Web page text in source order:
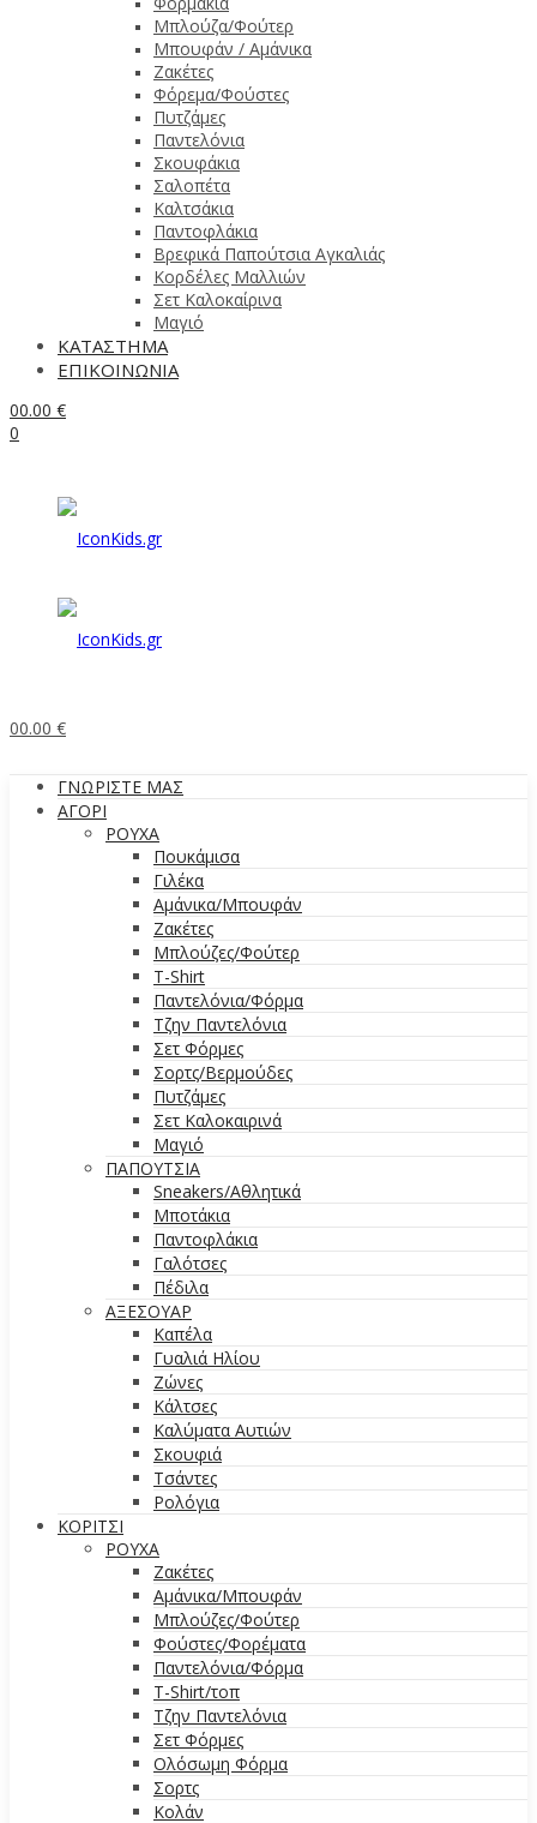
Μπλούζα/Φούτερ
Μπουφάν / Αμάνικα
Ζακέτες
Φόρεμα/Φούστες
Πυτζάμες
Παντελόνια
Σκουφάκια
Σαλοπέτα
Καλτσάκια
Παντοφλάκια
Βρεφικά Παπούτσια Αγκαλιάς
Κορδέλες Μαλλιών
Σετ Καλοκαίρινα
Μαγιό
ΚΑΤΑΣΤΗΜΑ
ΕΠΙΚΟΙΝΩΝΙΑ
00.00 €
0
00.00 €
ΓΝΩΡΙΣΤΕ ΜΑΣ
ΑΓΟΡΙ
ΡΟΥΧΑ
Πουκάμισα
Γιλέκα
Αμάνικα/Μπουφάν
Ζακέτες
Μπλούζες/Φούτερ
T-Shirt
Παντελόνια/Φόρμα
Τζην Παντελόνια
Σετ Φόρμες
Σορτς/Βερμούδες
Πυτζάμες
Σετ Καλοκαιρινά
Μαγιό
ΠΑΠΟΥΤΣΙΑ
Sneakers/Aθλητικά
Μποτάκια
Παντοφλάκια
Γαλότσες
Πέδιλα
ΑΞΕΣΟΥΑΡ
Καπέλα
Γυαλιά Ηλίου
Ζώνες
Κάλτσες
Καλύματα Αυτιών
Σκουφιά
Τσάντες
Ρολόγια
ΚΟΡΙΤΣΙ
ΡΟΥΧΑ
Ζακέτες
Αμάνικα/Μπουφάν
Μπλούζες/Φούτερ
Φούστες/Φορέματα
Παντελόνια/Φόρμα
T-Shirt/τοπ
Τζην Παντελόνια
Σετ Φόρμες
Ολόσωμη Φόρμα
Σορτς
Κολάν